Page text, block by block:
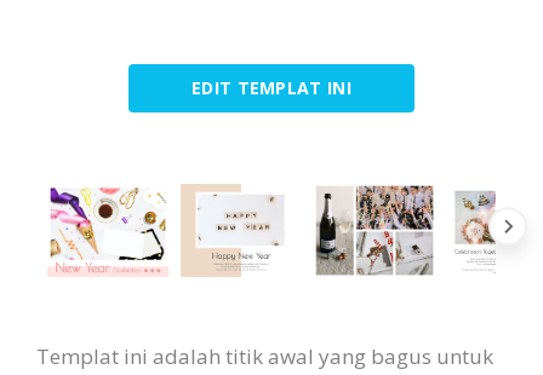
EDIT TEMPLAT INI
Templat ini adalah titik awal yang bagus untuk